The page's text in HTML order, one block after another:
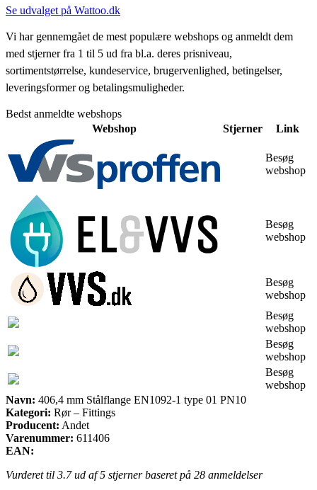
Se udvalget på Wattoo.dk
Vi har gennemgået de mest populære webshops og anmeldt dem
med stjerner fra 1 til 5 ud fra bl.a. deres prisniveau,
sortimentstørrelse, kundeservice, brugervenlighed, betingelser,
leveringsformer og betalingsmuligheder.
Bedst anmeldte webshops
Webshop
Stjerner Link
Besøg
webshop
Besøg
webshop
Besøg
webshop
Besøg
webshop
Besøg
webshop
Besøg
webshop
Navn: 406,4 mm Stålflange EN1092-1 type 01 PN10
Kategori: Rør – Fittings
Producent: Andet
Varenummer: 611406
EAN:
Vurderet til 3.7ud af 5 stjerner baseret på 28 anmeldelser